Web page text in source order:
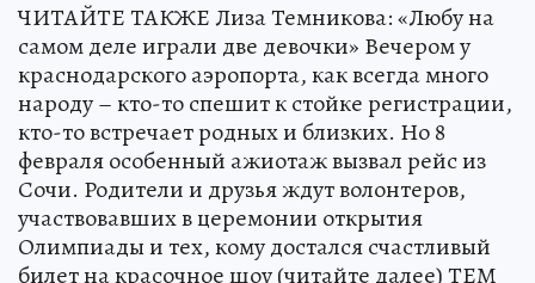
ЧИТАЙТЕ ТАКЖЕ Лиза Темникова: «Любу на
самом деле играли две девочки» Вечером у
краснодарского аэропорта, как всегда много
народу – кто-то спешит к стойке регистрации,
кто-то встречает родных и близких. Но 8
февраля особенный ажиотаж вызвал рейс из
Сочи. Родители и друзья ждут волонтеров,
участвовавших в церемонии открытия
Олимпиады и тех, кому достался счастливый
билет на красочное шоу (читайте далее) ТЕМ